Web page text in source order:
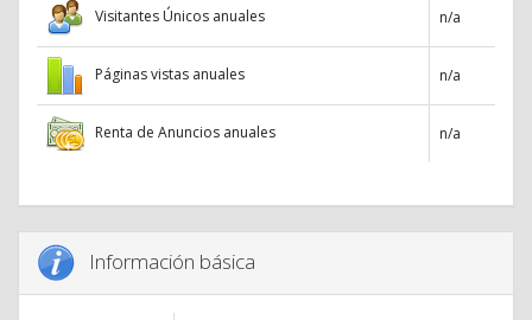
Visitantes Únicos anuales n/a
Páginas vistas anuales n/a
Renta de Anuncios anuales n/a
Información básica